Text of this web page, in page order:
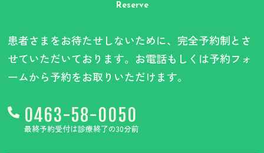
Reserve
患者さまをお待たせしないために、完全予約制とさ
せていただいております。お電話もしくは予約フォ
ームから予約をお取りいただけます。
0463-58-0050
最終予約受付は診療終了の30分前